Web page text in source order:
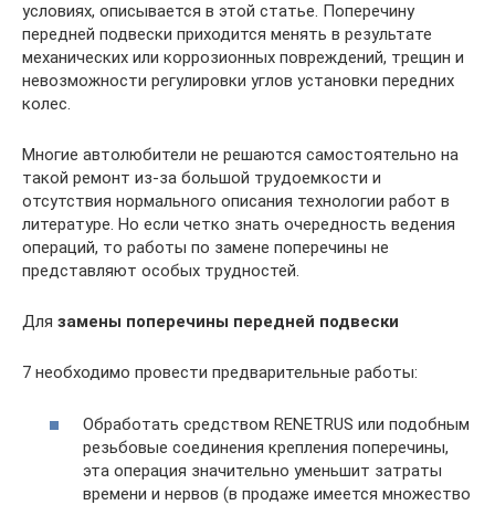
условиях, описывается в этой статье. Поперечину
передней подвески приходится менять в результате
механических или коррозионных повреждений, трещин и
невозможности регулировки углов установки передних
колес.
Многие автолюбители не решаются самостоятельно на
такой ремонт из-за большой трудоемкости и
отсутствия нормального описания технологии работ в
литературе. Но если четко знать очередность ведения
операций, то работы по замене поперечины не
представляют особых трудностей.
Для замены поперечины передней подвески
7 необходимо провести предварительные работы:
Обработать средством RENETRUS или подобным
резьбовые соединения крепления поперечины,
эта операция значительно уменьшит затраты
времени и нервов (в продаже имеется множество